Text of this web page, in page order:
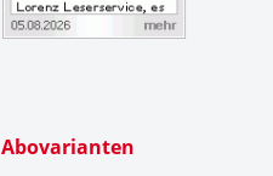
Abovarianten